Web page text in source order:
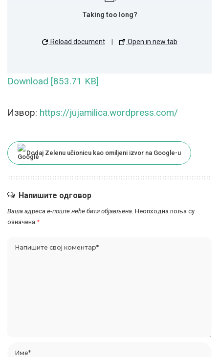
Taking too long?
Reload document Open in new tab
Download [853.71 KB]
Извор: https://jujamilica.wordpress.com/
Dodaj Zelenu učionicu kao omiljeni izvor na Google-u
Напишите одговор
Ваша адреса е-поште неће бити објављена. Неопходна поља су
означена *